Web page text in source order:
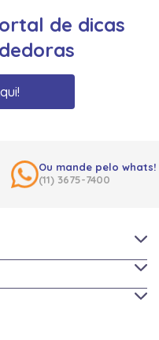
de dicas
Ou mande pelo whats!
(11) 3675-7400